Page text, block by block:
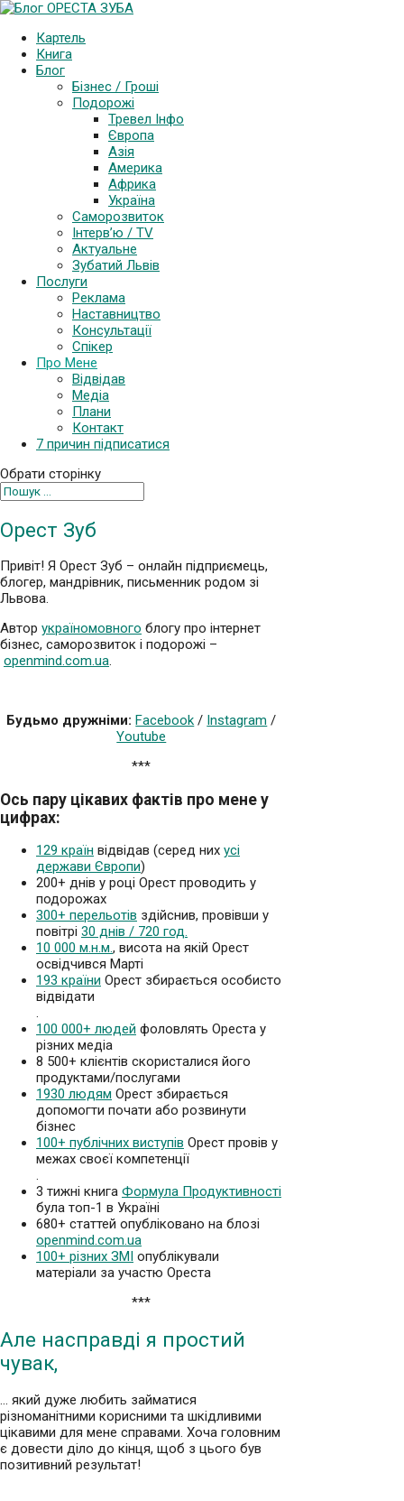
Картель
Книга
Блог
Бізнес / Гроші
Подорожі
Тревел Інфо
Європа
Азія
Америка
Африка
Україна
Саморозвиток
Інтерв’ю / TV
Актуальне
Зубатий Львів
Послуги
Реклама
Наставництво
Консультації
Спікер
Про Мене
Відвідав
Медіа
Плани
Контакт
7 причин підписатися
Обрати сторінку
Орест Зуб
Привіт! Я Орест Зуб – онлайн підприємець,
блогер, мандрівник, письменник родом зі
Львова.
Автор україномовного блогу про інтернет
бізнес, саморозвиток і подорожі –
openmind.com.ua.
Будьмо дружніми: Facebook / Instagram /
Youtube
***
Ось пару цікавих фактів про мене у
цифрах:
129 країн відвідав (серед них усі
держави Європи)
200+ днів у році Орест проводить у
подорожах
300+ перельотів здійснив, провівши у
повітрі 30 днів / 720 год.
10 000 м.н.м., висота на якій Орест
освідчився Марті
193 країни Орест збирається особисто
відвідати
.
100 000+ людей фоловлять Ореста у
різних медіа
8 500+ клієнтів скористалися його
продуктами/послугами
1930 людям Орест збирається
допомогти почати або розвинути
бізнес
100+ публічних виступів Орест провів у
межах своєї компетенції
.
3 тижні книга Формула Продуктивності
була топ-1 в Україні
680+ статтей опубліковано на блозі
openmind.com.ua
100+ різних ЗМІ опублікували
матеріали за участю Ореста
***
Але насправді я простий
чувак,
… який дуже любить займатися
різноманітними корисними та шкідливими
цікавими для мене справами. Хоча головним
є довести діло до кінця, щоб з цього був
позитивний результат!